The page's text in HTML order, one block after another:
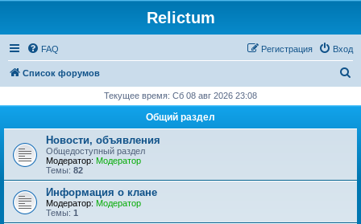
Relictum
FAQ Вход
Регистрация
Список форумов
с
Текущее время: Сб 08 авг 2026 23:08
Общий раздел
Новости, объявления
Общедоступный раздел
Модератор: Модератор
Темы: 82
Информация о клане
Модератор: Модератор
Темы: 1